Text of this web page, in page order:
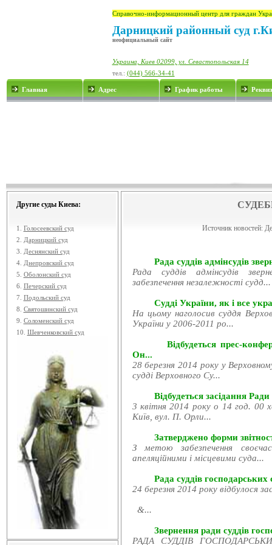
Справочно-информационный центр для граждан
Дарницкий районный суд
неофициальный сайт
Украина, Киев 02099, ул. Севастопольская 14
тел.: (044) 566-34-41
Главная Адрес График работы
Другие суды Киева:
1. Голосеевский суд
2.
Дарницкий суд
3.
Деснянский суд
4. Днепровский суд
5. Оболонский суд
6. Печерский суд
7. Подольский суд
8. Святошинский суд
9. Соломенский суд
10. Шевченковский суд
Источник новостей:
Рада суддів адмінсудів
Рада суддів адмінсудів
забезпечення незалежності судд...
Судді України, як і все
На цьому наголосив суддя
України у 2006-2011 ро...
Відбудеться прес-
Он...
28 березня 2014 року у
судді Верховного Су...
Відбудеться засідання
3 квітня 2014 року о 14 год. 00
Київ, вул. П. Орли...
Затверджено форми
З метою забезпечення
апеляційними і місцевими суда...
Рада суддів господарських
24 березня 2014 року відбулося
&...
Звернення ради суддів
РАДА СУДДІВ